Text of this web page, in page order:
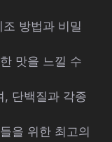
방법과 비밀
맛을 느낄 수
, 단백질과 각종
을 위한 최고의